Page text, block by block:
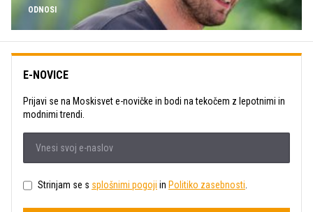
ODNOSI
E-NOVICE
Prijavi se na Moskisvet e-novičke in bodi na tekočem z lepotnimi in
modnimi trendi.
Strinjam se s splošnimi pogoji in Politiko zasebnosti.